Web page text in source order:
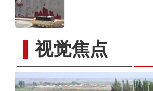
视觉焦点“祖国情·中